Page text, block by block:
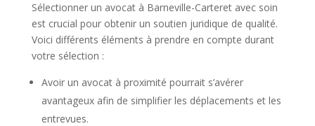
Sélectionner un avocat à Barneville-Carteret avec soin
est crucial pour obtenir un soutien juridique de qualité.
Voici différents éléments à prendre en compte durant
votre sélection :
Avoir un avocat à proximité pourrait s’avérer
avantageux afin de simplifier les déplacements et les
entrevues.